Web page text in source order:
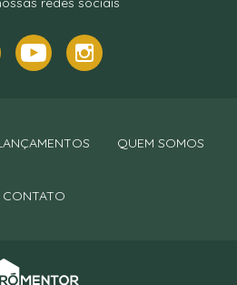
QUEM SOMOS
CONTATO